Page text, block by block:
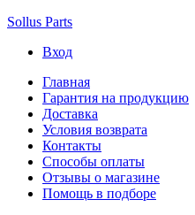
Sollus Parts
Вход
Главная
Гарантия на продукцию
Доставка
Условия возврата
Контакты
Способы оплаты
Отзывы о магазине
Помощь в подборе